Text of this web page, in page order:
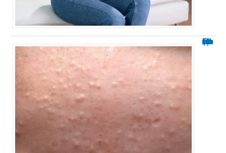
Petit bouton blanc sur le corps : explications